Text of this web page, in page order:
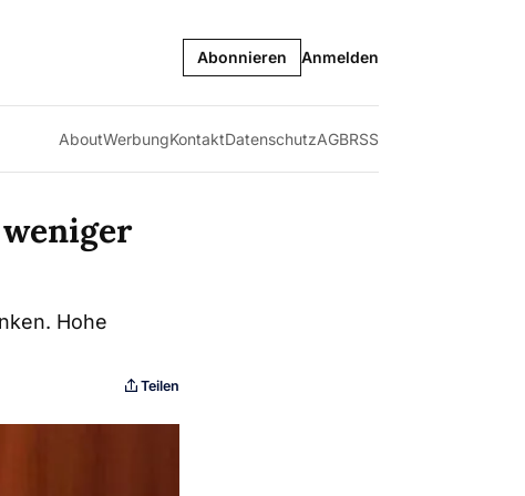
Abonnieren Anmelden
AboutWerbungKontaktDatenschutzAGBRSS
Hohe
Teilen